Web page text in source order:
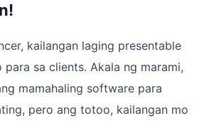
kailangan laging presentable
sa clients. Akala ng marami,
mamahaling software para
pero ang totoo, kailangan mo